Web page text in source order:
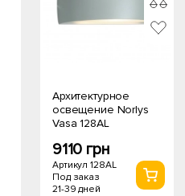
Архитектурное
освещение Norlys
Vasa 128AL
9110 грн
Артикул 128AL
Под заказ
21-39 дней